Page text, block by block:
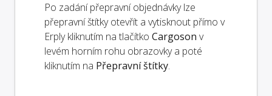
Po zadání přepravní objednávky lze
přepravní štítky otevřít a vytisknout přímo v
Erply kliknutím na tlačítko Cargoson v
levém horním rohu obrazovky a poté
kliknutím na Přepravní štítky.